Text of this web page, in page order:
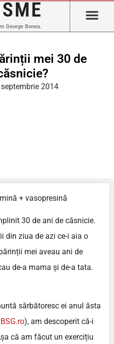
George Bonea.
mei 30 de
2014
+ vasopresină
30 de ani de căsnicie.
din ziua de azi ce-i aia o
mei aveau ani de
de-a mama și de-a tata.
sărbătoresc ei anul ăsta
BSG.ro), am descoperit că-i
că am făcut un exercițiu